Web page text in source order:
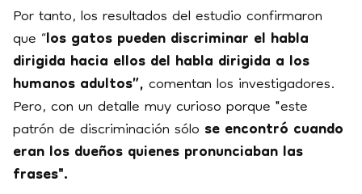
Por tanto, los resultados del estudio confirmaron
que “los gatos pueden discriminar el habla
dirigida hacia ellos del habla dirigida a los
humanos adultos”,comentan los investigadores.
Pero, con un detalle muy curioso porque "este
patrón de discriminación sólose encontró cuando
eran los dueños quienes pronunciaban las
frases".